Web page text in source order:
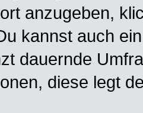
anzugeben,
kannst auch
dauernde
diese legt